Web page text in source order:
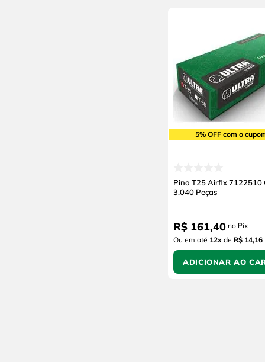
5% OFF com o
Pino T25 Airfix 7122510
3.040 Peças
R$ 161,40 no Pix
Ou em até 12x de R$ 14,16
ADICIONAR AO